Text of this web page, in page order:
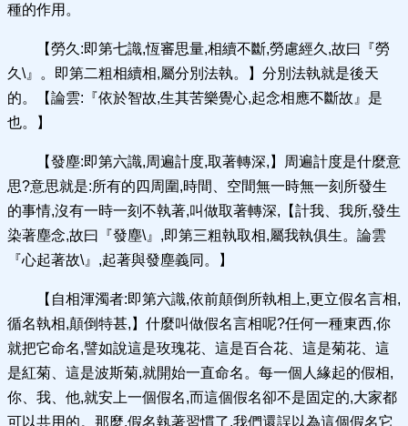
種的作用。
【勞久:即第七識,恆審思量,相續不斷,勞慮經久,故曰『勞
久\』。即第二粗相續相,屬分別法執。】分別法執就是後天
的。【論雲:『依於智故,生其苦樂覺心,起念相應不斷故』是
也。】
【發塵:即第六識,周遍計度,取著轉深,】周遍計度是什麼意
思?意思就是:所有的四周圍,時間、空間無一時無一刻所發生
的事情,沒有一時一刻不執著,叫做取著轉深,【計我、我所,發生
染著塵念,故曰『發塵\』,即第三粗執取相,屬我執俱生。論雲
『心起著故\』,起著與發塵義同。】
【自相渾濁者:即第六識,依前顛倒所執相上,更立假名言相,
循名執相,顛倒特甚,】什麼叫做假名言相呢?任何一種東西,你
就把它命名,譬如說這是玫瑰花、這是百合花、這是菊花、這
是紅菊、這是波斯菊,就開始一直命名。每一個人緣起的假相,
你、我、他,就安上一個假名,而這個假名卻不是固定的,大家都
可以共用的。那麼,假名執著習慣了,我們還誤以為這個假名它